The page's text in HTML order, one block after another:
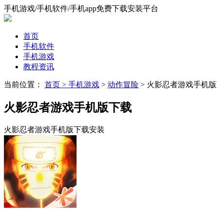
手机游戏/手机软件/手机app免费下载安装平台
首页
手机软件
手机游戏
教程资讯
当前位置： 首页 > 手机游戏 > 动作冒险 > 火影忍者游戏手机
火影忍者游戏手机版下载
火影忍者游戏手机版下载安装